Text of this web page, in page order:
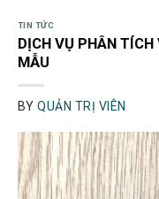
TIN TỨC
DỊCH VỤ PHÂN
MẪU
BYQUẢN TRỊ VIÊN